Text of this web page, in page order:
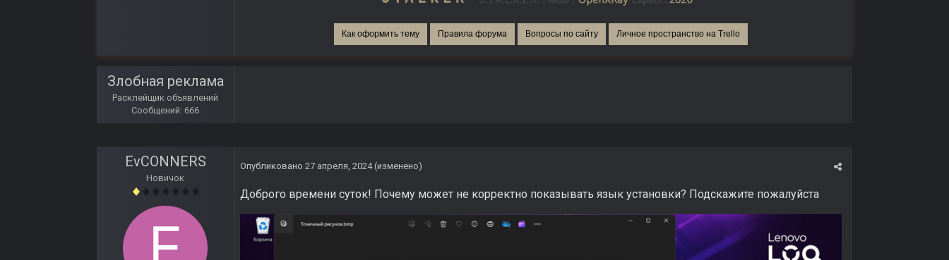
Как оформить тему Правила форума Вопросы по сайту Личное пространство на Trello
Злобная реклама
Расклейщик объявлений
Сообщений: 666
EvCONNERS
Новичок
Опубликовано 27 апреля, 2024 (изменено)
Доброго времени суток! Почему может не корректно показывать язык установки? Подскажите пожалуйста